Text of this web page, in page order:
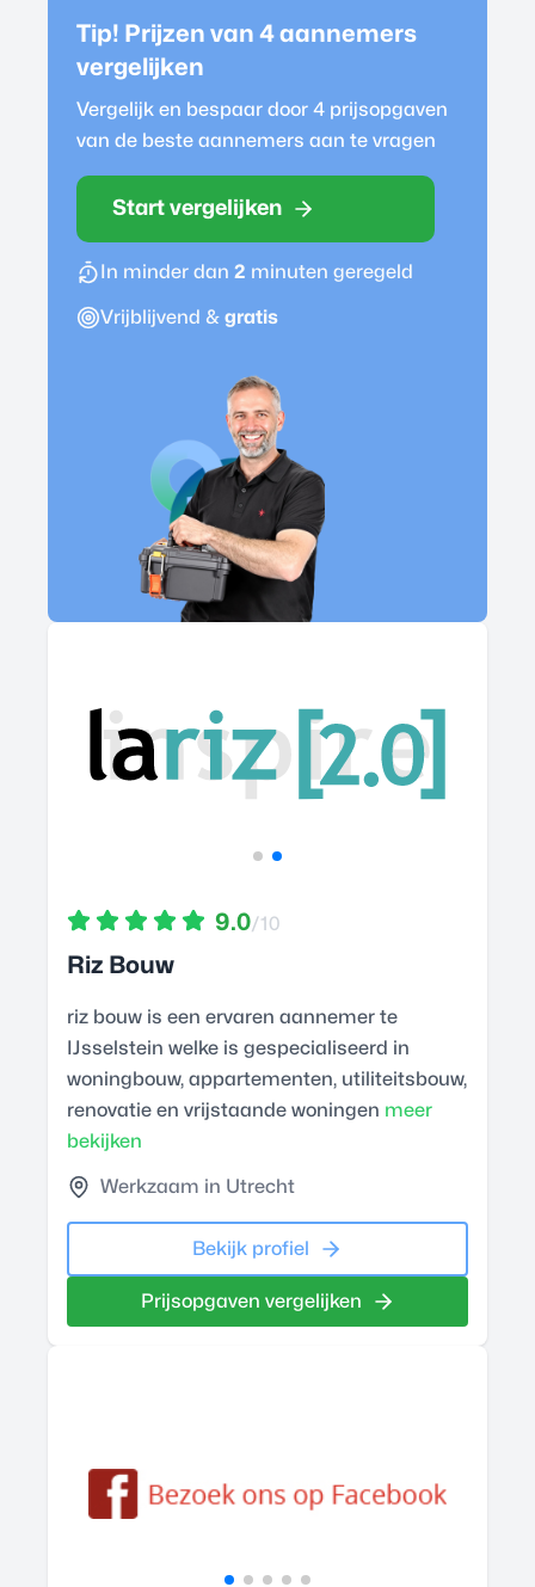
Tip! Prijzen van 4 aannemers
vergelijken
Vergelijk en bespaar door 4 prijsopgaven
van de beste aannemers aan te vragen
Start vergelijken
In minder dan 2 minuten geregeld
Vrijblijvend & gratis
9.0/10
Riz Bouw
riz bouw is een ervaren aannemer te
IJsselstein welke is gespecialiseerd in
woningbouw, appartementen, utiliteitsbouw,
renovatie en vrijstaande woningen meer
bekijken
Werkzaam in Utrecht
Bekijk profiel
Prijsopgaven vergelijken